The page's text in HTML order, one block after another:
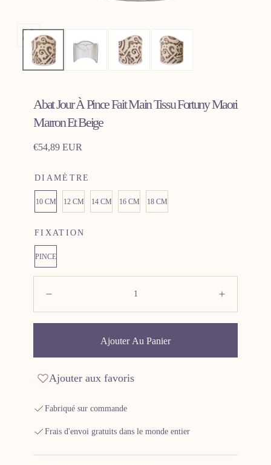
Ouvrir
les
médias
dans
une
modale
Abat Jour À Pince Fait Main Tissu Fortuny Maori
Marron Et Beige
Prix
€54,89 EUR
DIAMÈTRE
10 CM 12 CM 14 CM 16 CM 18 CM
FIXATION
PINCE
Ajouter Au Panier
Ajouter aux favoris
Fabriqué sur commande
Frais d'envoi gratuits dans le monde entier